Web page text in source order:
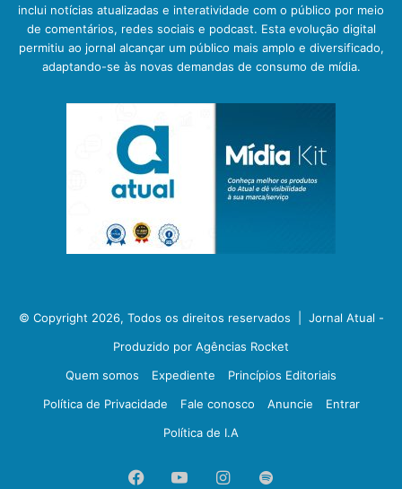
inclui notícias atualizadas e interatividade com o público por meio
de comentários, redes sociais e podcast. Esta evolução digital
permitiu ao jornal alcançar um público mais amplo e diversificado,
adaptando-se às novas demandas de consumo de mídia.
© Copyright 2026, Todos os direitos reservados | Jornal Atual -
Produzido por Agências Rocket
Quem somos
Expediente
Princípios Editoriais
Política de Privacidade
Fale conosco Anuncie
Entrar
Política de I.A
FacebookYouTubeInstagram
Spotify